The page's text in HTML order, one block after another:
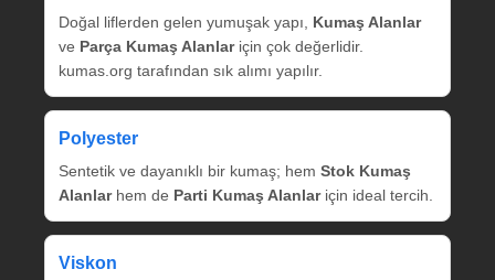
Doğal liflerden gelen yumuşak yapı, Kumaş Alanlar
ve Parça Kumaş Alanlariçin çok değerlidir.
kumas.org tarafından sık alımı yapılır.
Polyester
Sentetik ve dayanıklı bir kumaş; hem Stok Kumaş
Alanlarhem de Parti Kumaş Alanlariçin ideal tercih.
Viskon